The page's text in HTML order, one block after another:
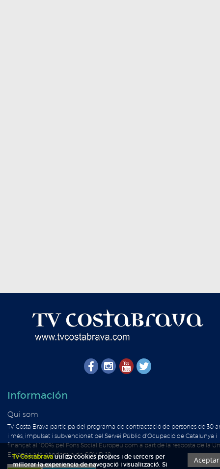
Información
Qui som
TV Costa Brava participa del programa de contractació de persones de 30
i més, impulsat i subvencionat pel Servei Públic d'Ocupació de Catalunya i
finançat al 100% pel Fons Social Europeu com a part de la resposta de la
Europea a la pàndemia de COVID-19